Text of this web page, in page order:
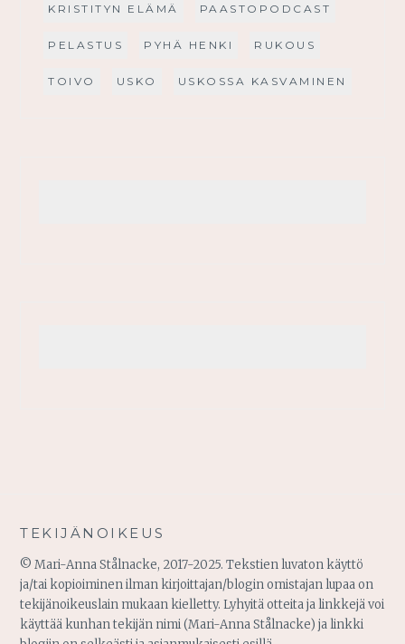
KRISTITYN ELÄMÄ PAASTOPODCAST
PELASTUS PYHÄ HENKI RUKOUS
TOIVO USKO USKOSSA KASVAMINEN
TEKIJÄNOIKEUS
© Mari-Anna Stålnacke, 2017-2025. Tekstien luvaton käyttö
ja/tai kopioiminen ilman kirjoittajan/blogin omistajan lupaa on
tekijänoikeuslain mukaan kielletty. Lyhyitä otteita ja linkkejä voi
käyttää kunhan tekijän nimi (Mari-Anna Stålnacke) ja linkki